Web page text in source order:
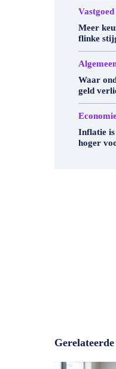
Meer
flinke
Waar
geld
Inflatie
hoger